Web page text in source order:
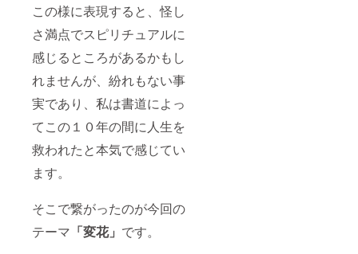
この様に表現すると、怪し
さ満点でスピリチュアルに
感じるところがあるかもし
れませんが、紛れもない事
実であり、私は書道によっ
てこの１０年の間に人生を
救われたと本気で感じてい
ます。
そこで繋がったのが今回の
テーマ 「変花」 です。